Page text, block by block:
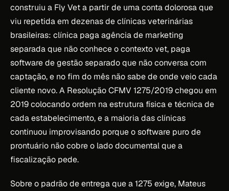
construiu a Fly Vet a partir de uma conta dolorosa que
viu repetida em dezenas de clínicas veterinárias
brasileiras: clínica paga agência de marketing
separada que não conhece o contexto vet, paga
software de gestão separado que não conversa com
captação, e no fim do mês não sabe de onde veio cada
cliente novo. A Resolução CFMV 1275/2019 chegou em
2019 colocando ordem na estrutura física e técnica de
cada estabelecimento, e a maioria das clínicas
continuou improvisando porque o software puro de
prontuário não cobre o lado documental que a
fiscalização pede.
Sobre o padrão de entrega que a 1275 exige, Mateus